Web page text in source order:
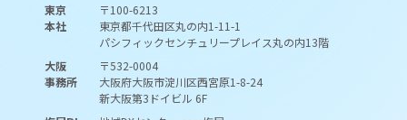
東京
本社
〒100-6213
東京都千代田区丸の内1-11-1
パシフィックセンチュリープレイス丸の内13階
大阪
事務所
〒532-0004
大阪府大阪市淀川区西宮原1-8-24
新大阪第3ドイビル 6F